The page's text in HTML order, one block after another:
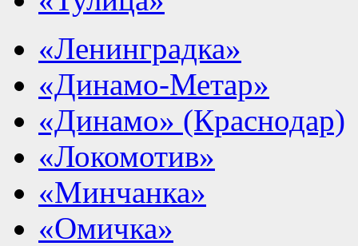
«Ленинградка»
«Динамо-Метар»
«Динамо» (Краснодар)
«Локомотив»
«Минчанка»
«Омичка»